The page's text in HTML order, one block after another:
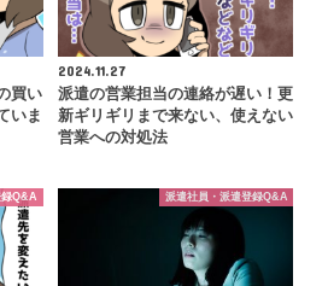
買い
いま
2024.11.27
派遣の営業担当の連絡が遅い！更
新ギリギリまで来ない、使えない
営業への対処法
録Q&A 派遣社員・派遣登録Q&A